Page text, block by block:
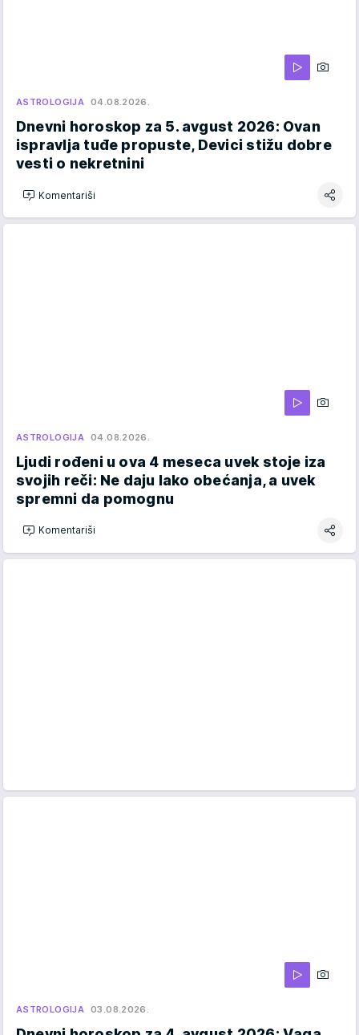
ASTROLOGIJA 04.08.2026.
Dnevni horoskop za 5. avgust 2026: Ovan
ispravlja tuđe propuste, Devici stižu dobre
vesti o nekretnini
Komentariši
ASTROLOGIJA 04.08.2026.
Ljudi rođeni u ova 4 meseca uvek stoje iza
svojih reči: Ne daju lako obećanja, a uvek
spremni da pomognu
Komentariši
ASTROLOGIJA 03.08.2026.